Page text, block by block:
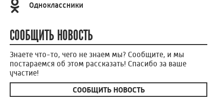
Одноклассники
СООБЩИТЬ НОВОСТЬ
Знаете что-то, чего не знаем мы? Сообщите, и мы
постараемся об этом рассказать! Спасибо за ваше
участие!
СООБЩИТЬ НОВОСТЬ